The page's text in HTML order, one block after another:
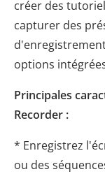
créer des
capturer des
options
Principales
Recorder :
* Enregistrez
ou des